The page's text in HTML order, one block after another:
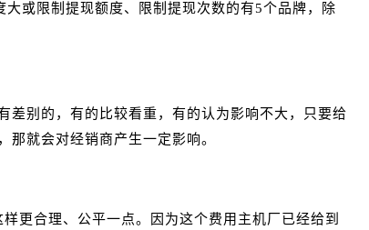
或限制提现额度、限制提现次数的有5个品牌，除
差别的，有的比较看重，有的认为影响不大，只要给
那就会对经销商产生一定影响。
更合理、公平一点。因为这个费用主机厂已经给到